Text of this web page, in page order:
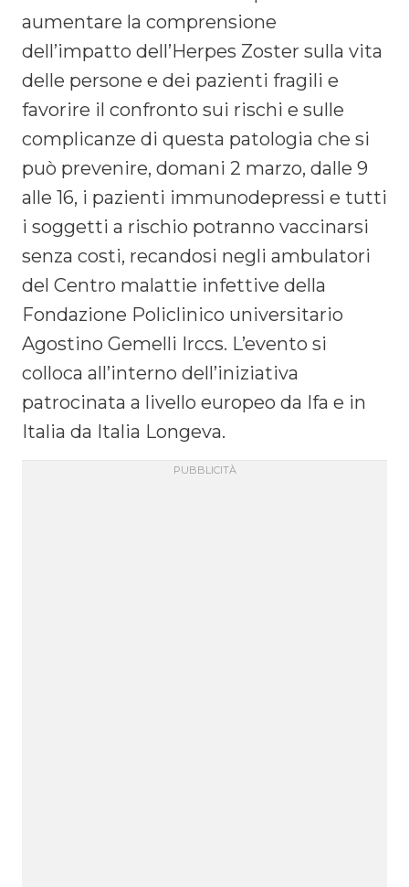
aumentare la comprensione
dell’impatto dell’Herpes Zoster sulla vita
delle persone e dei pazienti fragili e
favorire il confronto sui rischi e sulle
complicanze di questa patologia che si
può prevenire, domani 2 marzo, dalle 9
alle 16, i pazienti immunodepressi e tutti
i soggetti a rischio potranno vaccinarsi
senza costi, recandosi negli ambulatori
del Centro malattie infettive della
Fondazione Policlinico universitario
Agostino Gemelli Irccs. L’evento si
colloca all’interno dell’iniziativa
patrocinata a livello europeo da Ifa e in
Italia da Italia Longeva.